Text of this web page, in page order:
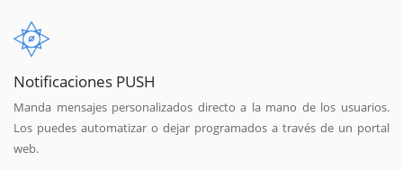
Notificaciones PUSH
Manda mensajes personalizados directo a la mano de los usuarios.
Los puedes automatizar o dejar programados a través de un portal
web.